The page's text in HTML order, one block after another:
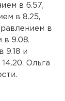
в 6.57,
в 8.25,
в
в 9.08,
9.18 и
Ольга